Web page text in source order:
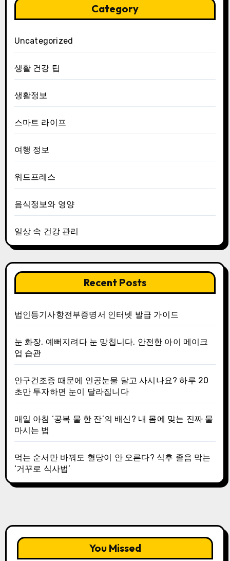
Category
Uncategorized
생활 건강 팁
생활정보
스마트 라이프
여행 정보
워드프레스
음식정보와 영양
일상 속 건강 관리
Recent Posts
법인등기사항전부증명서 인터넷 발급 가이드
눈 화장, 예뻐지려다 눈 망칩니다. 안전한 아이 메이크
업 습관
안구건조증 때문에 인공눈물 달고 사시나요? 하루 20
초만 투자하면 눈이 달라집니다
매일 아침 ‘공복 물 한 잔’의 배신? 내 몸에 맞는 진짜 물
마시는 법
먹는 순서만 바꿔도 혈당이 안 오른다? 식후 졸음 막는
‘거꾸로 식사법’
You Missed